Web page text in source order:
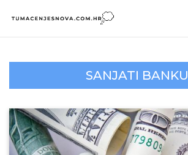
SANJATI BANKU